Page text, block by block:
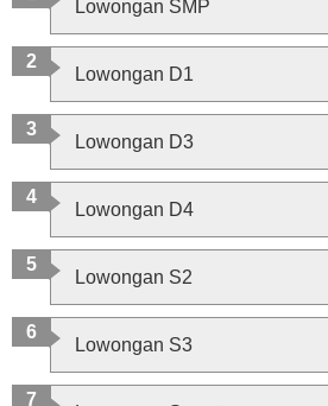
Lowongan SMP
Lowongan D1
Lowongan D3
Lowongan D4
Lowongan S2
Lowongan S3